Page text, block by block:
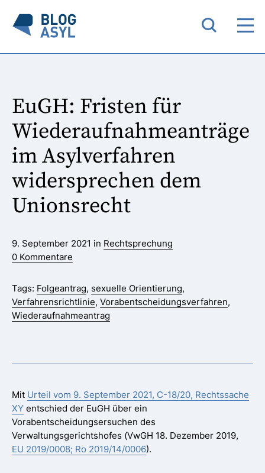
EuGH: Fristen für
Wiederaufnahmeanträge
im Asylverfahren
widersprechen dem
Unionsrecht
9. September 2021 in Rechtsprechung
0 Kommentare
Tags: Folgeantrag, sexuelle Orientierung,
Verfahrensrichtlinie, Vorabentscheidungsverfahren,
Wiederaufnahmeantrag
Mit Urteil vom 9. September 2021, C-18/20, Rechtssache
XY entschied der EuGH über ein
Vorabentscheidungsersuchen des
Verwaltungsgerichtshofes (VwGH 18. Dezember 2019,
EU 2019/0008; Ro 2019/14/0006).